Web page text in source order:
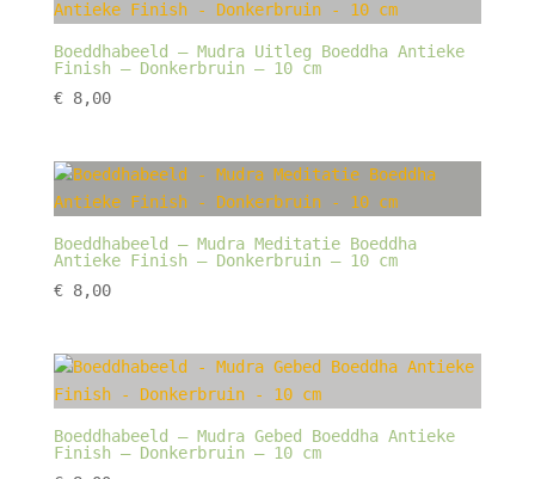
Boeddhabeeld – Mudra Uitleg Boeddha Antieke
Finish – Donkerbruin – 10 cm
€8,00
Boeddhabeeld – Mudra Meditatie Boeddha
Antieke Finish – Donkerbruin – 10 cm
€8,00
Boeddhabeeld – Mudra Gebed Boeddha Antieke
Finish – Donkerbruin – 10 cm